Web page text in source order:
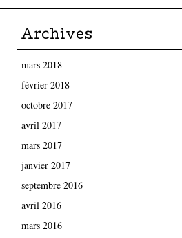
Archives
mars 2018
février 2018
octobre 2017
avril 2017
mars 2017
janvier 2017
septembre 2016
avril 2016
mars 2016